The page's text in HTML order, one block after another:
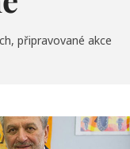
připravované akce